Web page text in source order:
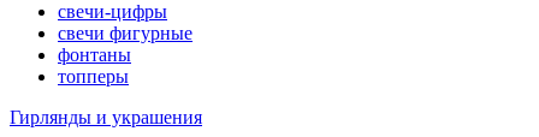
свечи-цифры
свечи фигурные
фонтаны
топперы
Гирлянды и украшения